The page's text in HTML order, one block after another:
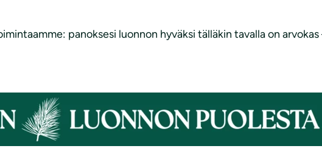
panoksesi luonnon hyväksi tälläkin tavalla on arvokas